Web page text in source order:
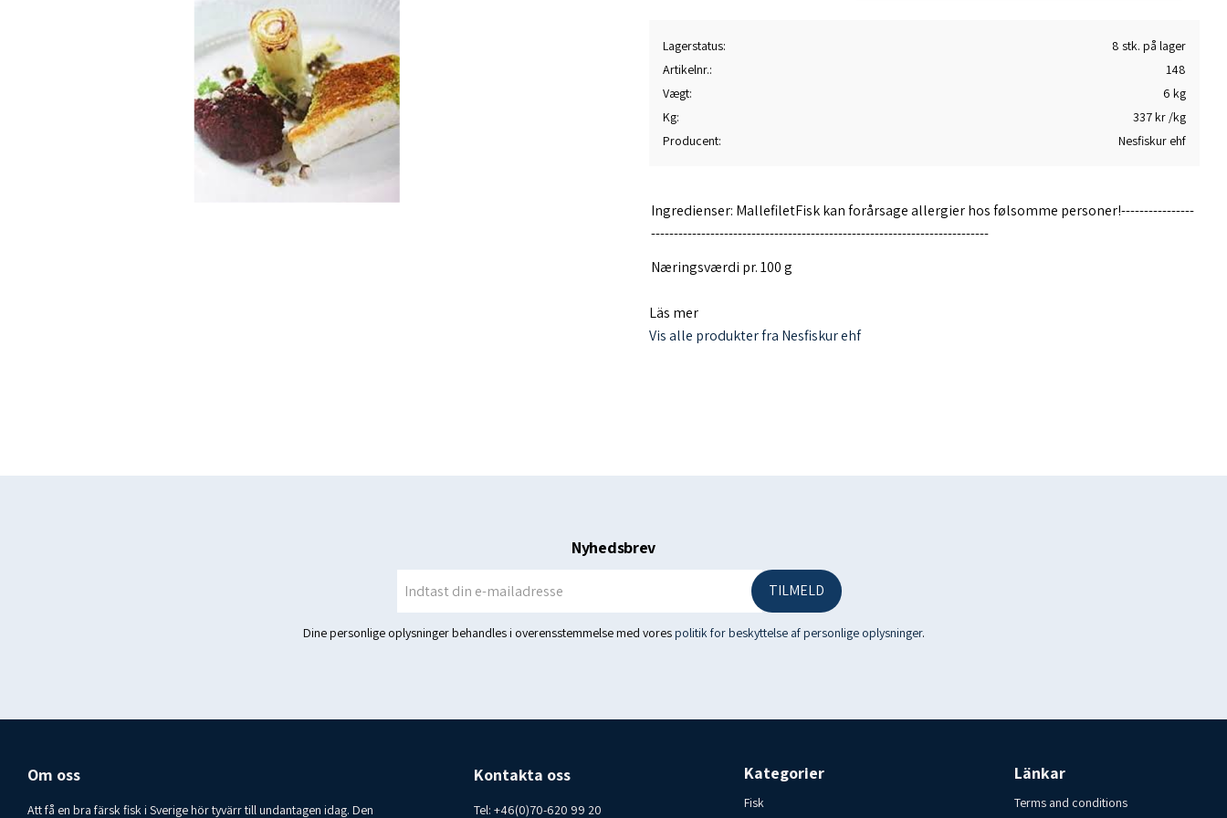
Lagerstatus
8 stk. på lager
Artikelnr.
148
Vægt
6 kg
Kg
337 kr /kg
Producent
Nesfiskur ehf
Ingredienser: MallefiletFisk kan forårsage allergier hos følsomme personer!----------------
--------------------------------------------------------------------------
Næringsværdi pr. 100 g
Fedt 3,64 gMallefileten er frossen. Uden skind. Opbevares frossen ved mindst -18 C.
Läs mer
Vis alle produkter fra Nesfiskur ehf
Nyhedsbrev
TILMELD
Dine personlige oplysninger behandles i overensstemmelse med vorespolitik for beskyttelse af personlige oplysninger.
Om oss
Att få en bra färsk fisk i Sverige hör tyvärr till undantagen idag. Den
Kontakta oss
Tel: +46(0)70-620 99 20
Kategorier
Fisk
Länkar
Terms and conditions